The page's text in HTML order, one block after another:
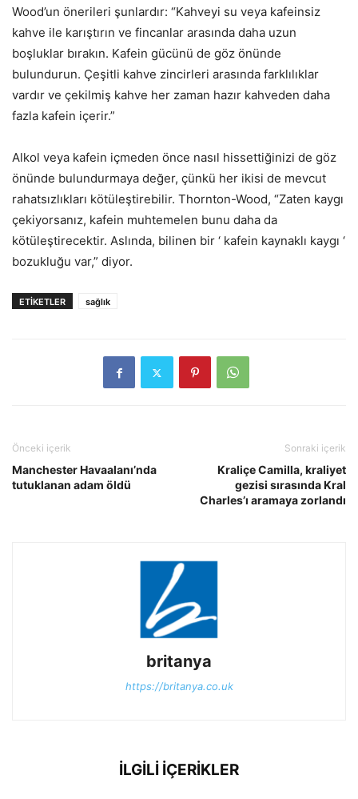
Wood’un önerileri şunlardır: “Kahveyi su veya kafeinsiz
kahve ile karıştırın ve fincanlar arasında daha uzun
boşluklar bırakın. Kafein gücünü de göz önünde
bulundurun. Çeşitli kahve zincirleri arasında farklılıklar
vardır ve çekilmiş kahve her zaman hazır kahveden daha
fazla kafein içerir.”
Alkol veya kafein içmeden önce nasıl hissettiğinizi de göz
önünde bulundurmaya değer, çünkü her ikisi de mevcut
rahatsızlıkları kötüleştirebilir. Thornton-Wood, “Zaten kaygı
çekiyorsanız, kafein muhtemelen bunu daha da
kötüleştirecektir. Aslında, bilinen bir ‘ kafein kaynaklı kaygı ‘
bozukluğu var,” diyor.
ETİKETLER sağlık
Önceki içerik
Manchester Havaalanı’nda
tutuklanan adam öldü
Sonraki içerik
Kraliçe Camilla, kraliyet
gezisi sırasında Kral
Charles’ı aramaya zorlandı
britanya
https://britanya.co.uk
İLGİLİ İÇERİKLER